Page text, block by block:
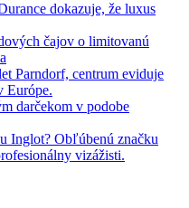
dokazuje, že luxus
čajov o limitovanú
Parndorf, centrum eviduje
Európe.
darčekom v podobe
Inglot? Obľúbenú značku
vizážisti.